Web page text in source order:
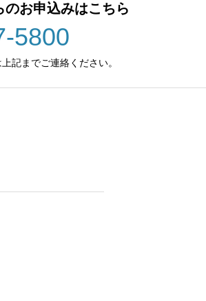
のお申込みはこちら
5800
記までご連絡ください。